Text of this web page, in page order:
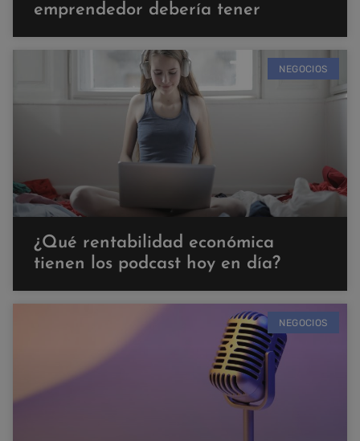
emprendedor debería tener
NEGOCIOS
¿Qué rentabilidad económica
tienen los podcast hoy en día?
NEGOCIOS